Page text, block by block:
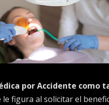
por Accidente como
le figura al solicitar el